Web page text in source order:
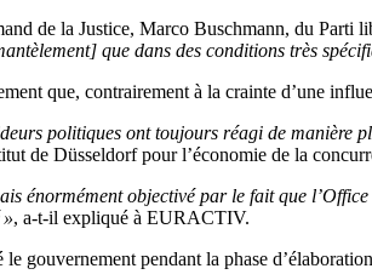
de la Justice, Marco Buschmann, du Parti
que dans des conditions très
que, contrairement à la crainte d’une
politiques ont toujours réagi de manière
de Düsseldorf pour l’économie de la
énormément objectivé par le fait que
, a-t-il expliqué à EURACTIV.
gouvernement pendant la phase